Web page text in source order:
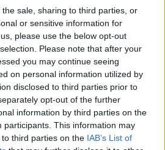
sale, sharing to third parties, or
or sensitive information for
please use the below opt-out
Please note that after your
you may continue seeing
on personal information utilized by
disclosed to third parties prior to
opt-out of the further
information by third parties on the
participants. This information may
third parties on the IAB’s List of
a tanévkezdés előtt folyósítja a
részlet novemberben, utalvány
1 hozzászólás